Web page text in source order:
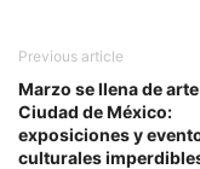
Previous article
Marzo se llena de
Ciudad de México:
exposiciones y
culturales